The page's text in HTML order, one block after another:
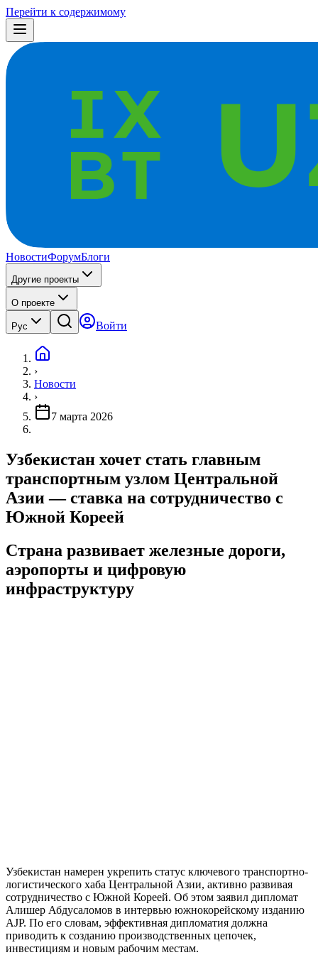
Перейти к содержимому
НовостиФорумБлоги
Другие проекты
О проекте
Рус Войти
›
Новости
›
7 марта 2026
Узбекистан хочет стать главным
транспортным узлом Центральной
Азии — ставка на сотрудничество с
Южной Кореей
Страна развивает железные дороги,
аэропорты и цифровую
инфраструктуру
Узбекистан намерен укрепить статус ключевого транспортно-
логистического хаба Центральной Азии, активно развивая
сотрудничество с Южной Кореей. Об этом заявил дипломат
Алишер Абдусаломов в интервью южнокорейскому изданию
AJP. По его словам, эффективная дипломатия должна
приводить к созданию производственных цепочек,
инвестициям и новым рабочим местам.